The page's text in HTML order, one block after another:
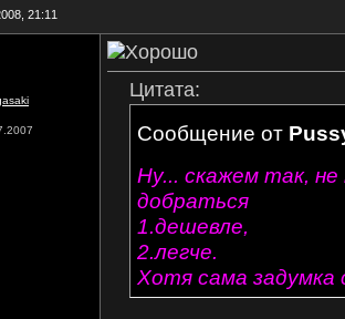
21:11
Цитата:
Сообщение от
Ну... скажем так,
добраться
1.дешевле,
2.легче.
Хотя сама задумка